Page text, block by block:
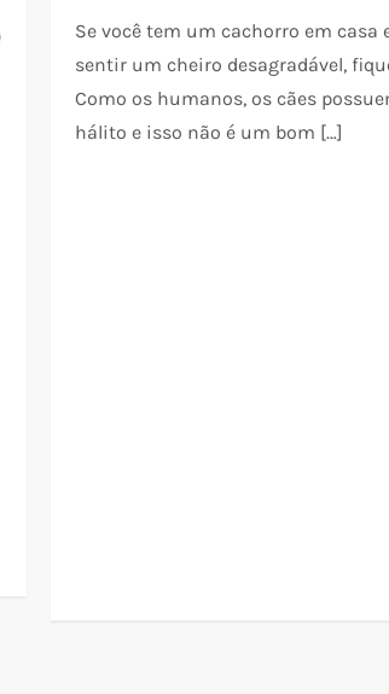
Se você tem um cachorro em casa
sentir um cheiro desagradável,
Como os humanos, os cães
hálito e isso não é um bom […]